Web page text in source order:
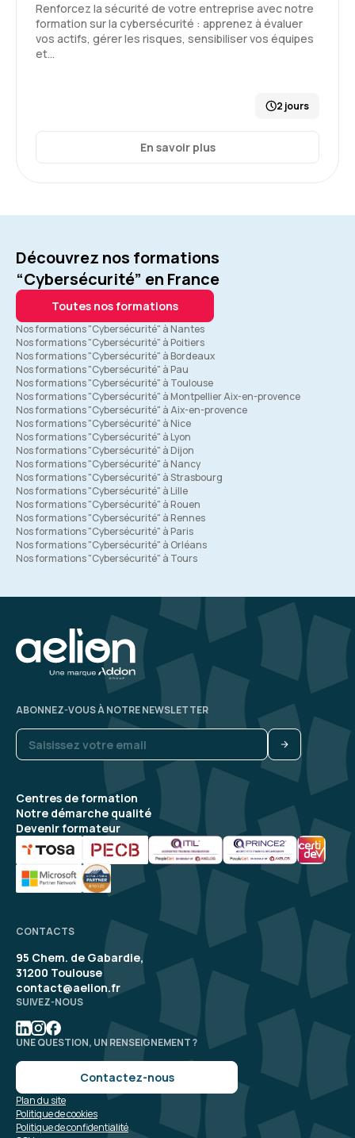
Renforcez la sécurité de votre entreprise avec notre
formation sur la cybersécurité : apprenez à évaluer
vos actifs, gérer les risques, sensibiliser vos équipes
et…
2 jours
En savoir plus
Découvrez nos formations
“Cybersécurité” en France
Toutes nos formations
Nos formations "Cybersécurité" à Nantes
Nos formations "Cybersécurité" à Poitiers
Nos formations "Cybersécurité" à Bordeaux
Nos formations "Cybersécurité" à Pau
Nos formations "Cybersécurité" à Toulouse
Nos formations "Cybersécurité" à Montpellier Aix-en-provence
Nos formations "Cybersécurité" à Aix-en-provence
Nos formations "Cybersécurité" à Nice
Nos formations "Cybersécurité" à Lyon
Nos formations "Cybersécurité" à Dijon
Nos formations "Cybersécurité" à Nancy
Nos formations "Cybersécurité" à Strasbourg
Nos formations "Cybersécurité" à Lille
Nos formations "Cybersécurité" à Rouen
Nos formations "Cybersécurité" à Rennes
Nos formations "Cybersécurité" à Paris
Nos formations "Cybersécurité" à Orléans
Nos formations "Cybersécurité" à Tours
Centres de formation
Notre démarche qualité
Devenir formateur
ABONNEZ-VOUS À NOTRE NEWSLETTER
CONTACTS
95 Chem. de Gabardie,
31200 Toulouse
contact@aelion.fr
SUIVEZ-NOUS
UNE QUESTION, UN RENSEIGNEMENT ?
Contactez-nous
Politique de confidentialité
Politique de cookies
Plan du site